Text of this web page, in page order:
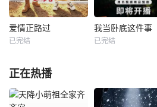
爱情正路过
已完结
我当卧底这件事
已完结
正在热播